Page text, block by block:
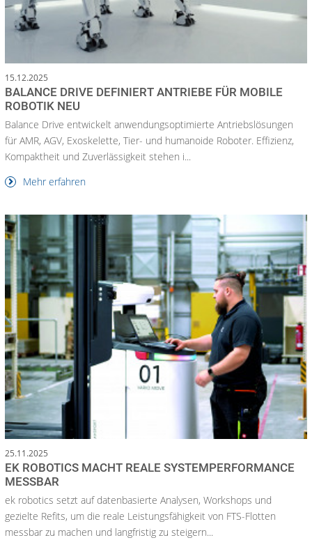
15.12.2025
BALANCE DRIVE DEFINIERT ANTRIEBE FÜR MOBILE
ROBOTIK NEU
Balance Drive entwickelt anwendungsoptimierte Antriebslösungen
für AMR, AGV, Exoskelette, Tier- und humanoide Roboter. Effizienz,
Kompaktheit und Zuverlässigkeit stehen i...
Mehr erfahren
25.11.2025
EK ROBOTICS MACHT REALE SYSTEMPERFORMANCE
MESSBAR
ek robotics setzt auf datenbasierte Analysen, Workshops und
gezielte Refits, um die reale Leistungsfähigkeit von FTS-Flotten
messbar zu machen und langfristig zu steigern...